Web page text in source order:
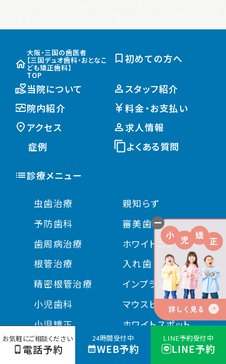
大阪・三国の歯医者
【三国デュオ歯科・おとなこ
ども矯正歯科】
TOP
初めての方へ
当院について
スタッフ紹介
院内紹介
料金・お支払い
アクセス
求人情報
症例
よくある質問
診療メニュー
虫歯治療
予防歯科
歯周病治療
根管治療
精密根管治療
小児歯科
小児矯正
部分矯正
親知らず
審美歯科
ホワイトニング
入れ歯
インプラント
マウスピース矯正
ホワイトスポット
スポーツ
お気軽にご相談ください
電話予約
24時間受付中
WEB予約
LINE予約受付中
LINE予約